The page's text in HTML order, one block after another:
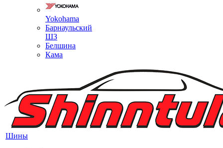
Yokohama
Барнаульский
ШЗ
Белшина
Кама
Шины